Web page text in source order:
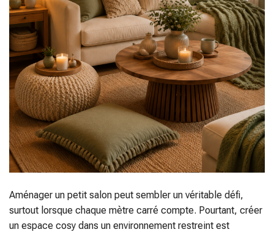
Aménager un petit salon peut sembler un véritable défi,
surtout lorsque chaque mètre carré compte. Pourtant, créer
un espace cosy dans un environnement restreint est